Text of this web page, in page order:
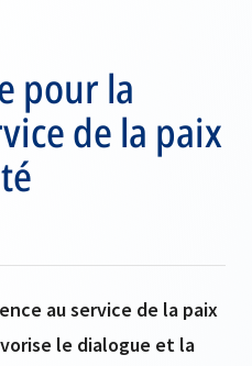
pour la
de la paix
au service de la paix
le dialogue et la